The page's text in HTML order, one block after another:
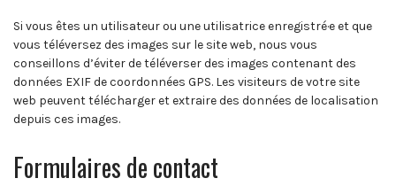
Si vous êtes un utilisateur ou une utilisatrice enregistré·e et que
vous téléversez des images sur le site web, nous vous
conseillons d’éviter de téléverser des images contenant des
données EXIF de coordonnées GPS. Les visiteurs de votre site
web peuvent télécharger et extraire des données de localisation
depuis ces images.
Formulaires de contact